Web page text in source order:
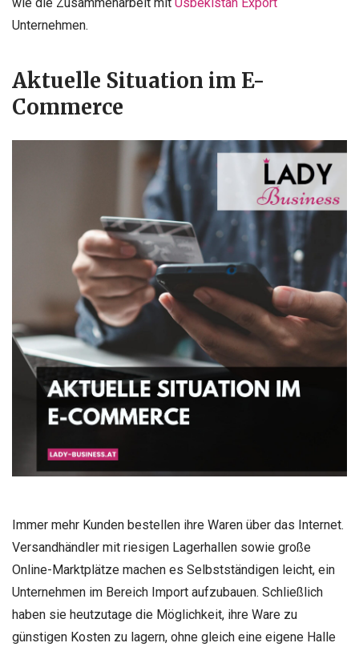
wie die Zusammenarbeit mit Usbekistan Export
Unternehmen.
Aktuelle Situation im E-
Commerce
Immer mehr Kunden bestellen ihre Waren über das Internet.
Versandhändler mit riesigen Lagerhallen sowie große
Online-Marktplätze machen es Selbstständigen leicht, ein
Unternehmen im Bereich Import aufzubauen. Schließlich
haben sie heutzutage die Möglichkeit, ihre Ware zu
günstigen Kosten zu lagern, ohne gleich eine eigene Halle